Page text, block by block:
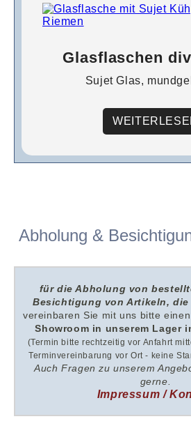
Glasflaschen
Sujet Glas,
Abholung &
für die Abholung von
Besichtigung von Artikeln, die
vereinbaren Sie mit uns bitteeinen
Showroom in unserem Lager
(Termin bitte rechtzeitig vor Anfahrt
Terminvereinbarung vor Ort - keine
Auch Fragen zu unserem
gerne.
Impressum /